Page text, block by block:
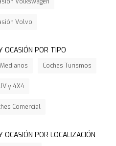
Volvo
OCASIÓN POR TIPO
Coches Turismos
y 4X4
Comercial
OCASIÓN POR LOCALIZACIÓN